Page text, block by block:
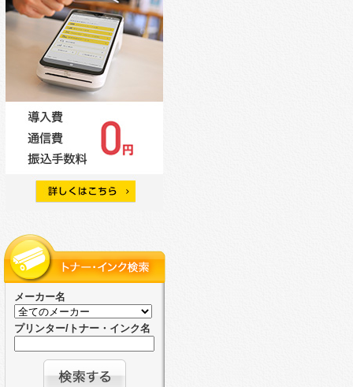
メーカー名
プリンター/トナー・インク名